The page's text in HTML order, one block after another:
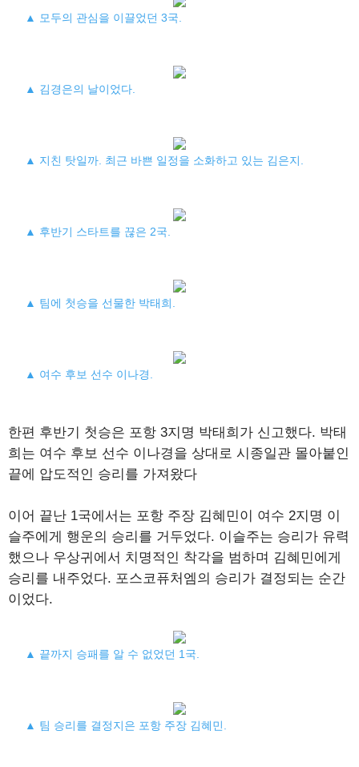
▲ 모두의 관심을 이끌었던 3국.
▲ 김경은의 날이었다.
▲ 지친 탓일까. 최근 바쁜 일정을 소화하고 있는 김은지.
▲ 후반기 스타트를 끊은 2국.
▲ 팀에 첫승을 선물한 박태희.
▲ 여수 후보 선수 이나경.
한편 후반기 첫승은 포항 3지명 박태희가 신고했다. 박태
희는 여수 후보 선수 이나경을 상대로 시종일관 몰아붙인
끝에 압도적인 승리를 가져왔다
이어 끝난 1국에서는 포항 주장 김혜민이 여수 2지명 이
슬주에게 행운의 승리를 거두었다. 이슬주는 승리가 유력
했으나 우상귀에서 치명적인 착각을 범하며 김혜민에게
승리를 내주었다. 포스코퓨처엠의 승리가 결정되는 순간
이었다.
▲ 끝까지 승패를 알 수 없었던 1국.
▲ 팀 승리를 결정지은 포항 주장 김혜민.